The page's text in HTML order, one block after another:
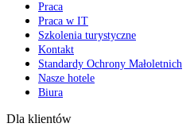
Praca
Praca w IT
Szkolenia turystyczne
Kontakt
Standardy Ochrony Małoletnich
Nasze hotele
Biura
Dla klientów